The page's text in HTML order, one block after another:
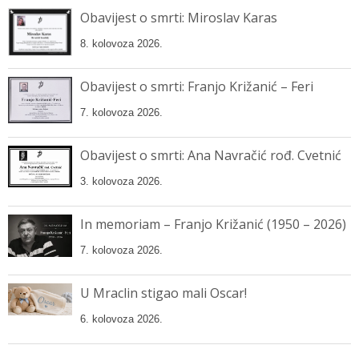
Obavijest o smrti: Miroslav Karas
8. kolovoza 2026.
Obavijest o smrti: Franjo Križanić – Feri
7. kolovoza 2026.
Obavijest o smrti: Ana Navračić rođ. Cvetnić
3. kolovoza 2026.
In memoriam – Franjo Križanić (1950 – 2026)
7. kolovoza 2026.
U Mraclin stigao mali Oscar!
6. kolovoza 2026.